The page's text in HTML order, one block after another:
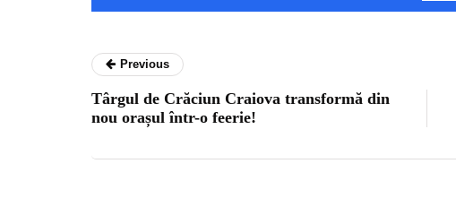
Previous
Târgul de Crăciun Craiova transformă din
nou orașul într-o feerie!